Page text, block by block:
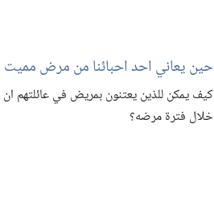
حين يعاني احد احبائنا من مرض مميت
كيف يمكن للذين يعتنون بمريض في عائلتهم ان
خلال فترة مرضه؟‏